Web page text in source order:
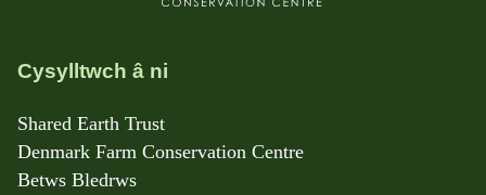
Cysylltwch â ni
Shared Earth Trust
Denmark Farm Conservation Centre
Betws Bledrws